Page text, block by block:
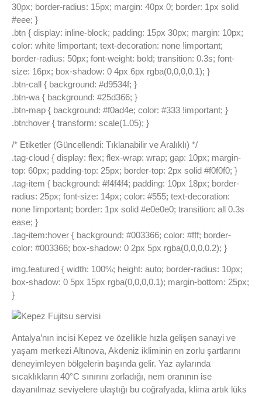
30px; border-radius: 15px; margin: 40px 0; border: 1px solid
#eee; }
.btn { display: inline-block; padding: 15px 30px; margin: 10px;
color: white !important; text-decoration: none !important;
border-radius: 50px; font-weight: bold; transition: 0.3s; font-
size: 16px; box-shadow: 0 4px 6px rgba(0,0,0,0.1); }
.btn-call { background: #d9534f; }
.btn-wa { background: #25d366; }
.btn-map { background: #f0ad4e; color: #333 !important; }
.btn:hover { transform: scale(1.05); }
/* Etiketler (Güncellendi: Tıklanabilir ve Aralıklı) */
.tag-cloud { display: flex; flex-wrap: wrap; gap: 10px; margin-
top: 60px; padding-top: 25px; border-top: 2px solid #f0f0f0; }
.tag-item { background: #f4f4f4; padding: 10px 18px; border-
radius: 25px; font-size: 14px; color: #555; text-decoration:
none !important; border: 1px solid #e0e0e0; transition: all 0.3s
ease; }
.tag-item:hover { background: #003366; color: #fff; border-
color: #003366; box-shadow: 0 2px 5px rgba(0,0,0,0.2); }
img.featured { width: 100%; height: auto; border-radius: 10px;
box-shadow: 0 5px 15px rgba(0,0,0,0.1); margin-bottom: 25px;
}
Antalya’nın incisi Kepez ve özellikle hızla gelişen sanayi ve
yaşam merkezi Altınova, Akdeniz ikliminin en zorlu şartlarını
deneyimleyen bölgelerin başında gelir. Yaz aylarında
sıcaklıkların 40°C sınırını zorladığı, nem oranının ise
dayanılmaz seviyelere ulaştığı bu coğrafyada, klima artık lüks